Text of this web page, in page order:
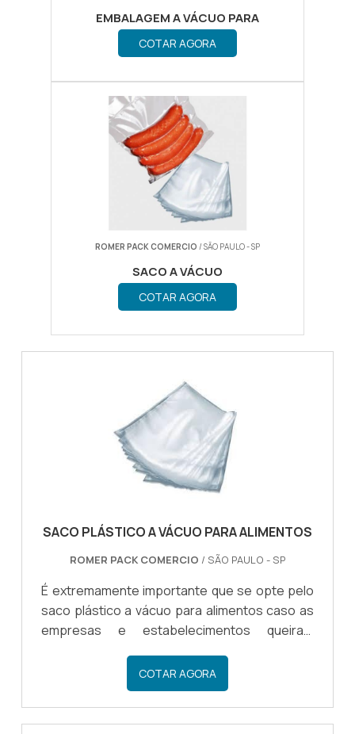
EMBALAGEM A VÁCUO PARA
ALIMENTOS
COTAR AGORA
ROMER PACK COMERCIO / SÃO PAULO - SP
SACO A VÁCUO
COTAR AGORA
SACO PLÁSTICO A VÁCUO PARA ALIMENTOS
ROMER PACK COMERCIO / SÃO PAULO - SP
É extremamente importante que se opte pelo
saco plástico a vácuo para alimentos caso as
empresas e estabelecimentos queiram
alimentos. Investindo em um saco plástico
para alimentos, o empresário investirá em um
produto de altíssima qualidade que conseguirá
conservar o estado de diversos alimentos de
COTAR AGORA